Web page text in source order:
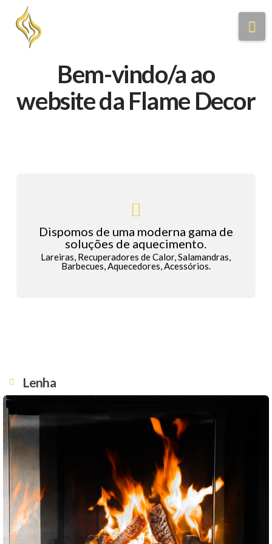
Bem-vindo/a ao
website da Flame Decor
Dispomos de uma moderna gama de
soluções de aquecimento.
Lareiras, Recuperadores de Calor, Salamandras,
Barbecues, Aquecedores, Acessórios.
Lenha